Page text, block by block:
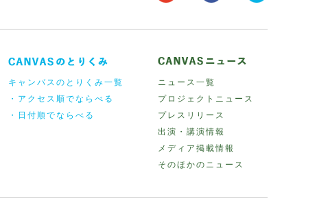
キャンバスのとりくみ一覧
・アクセス順でならべる
・日付順でならべる
ニュース一覧
プロジェクトニュース
プレスリリース
出演・講演情報
メディア掲載情報
そのほかのニュース